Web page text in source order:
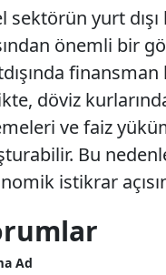
sektörün yurt
önemli bir
finansman
döviz
ve faiz
Bu
istikrar
Ad